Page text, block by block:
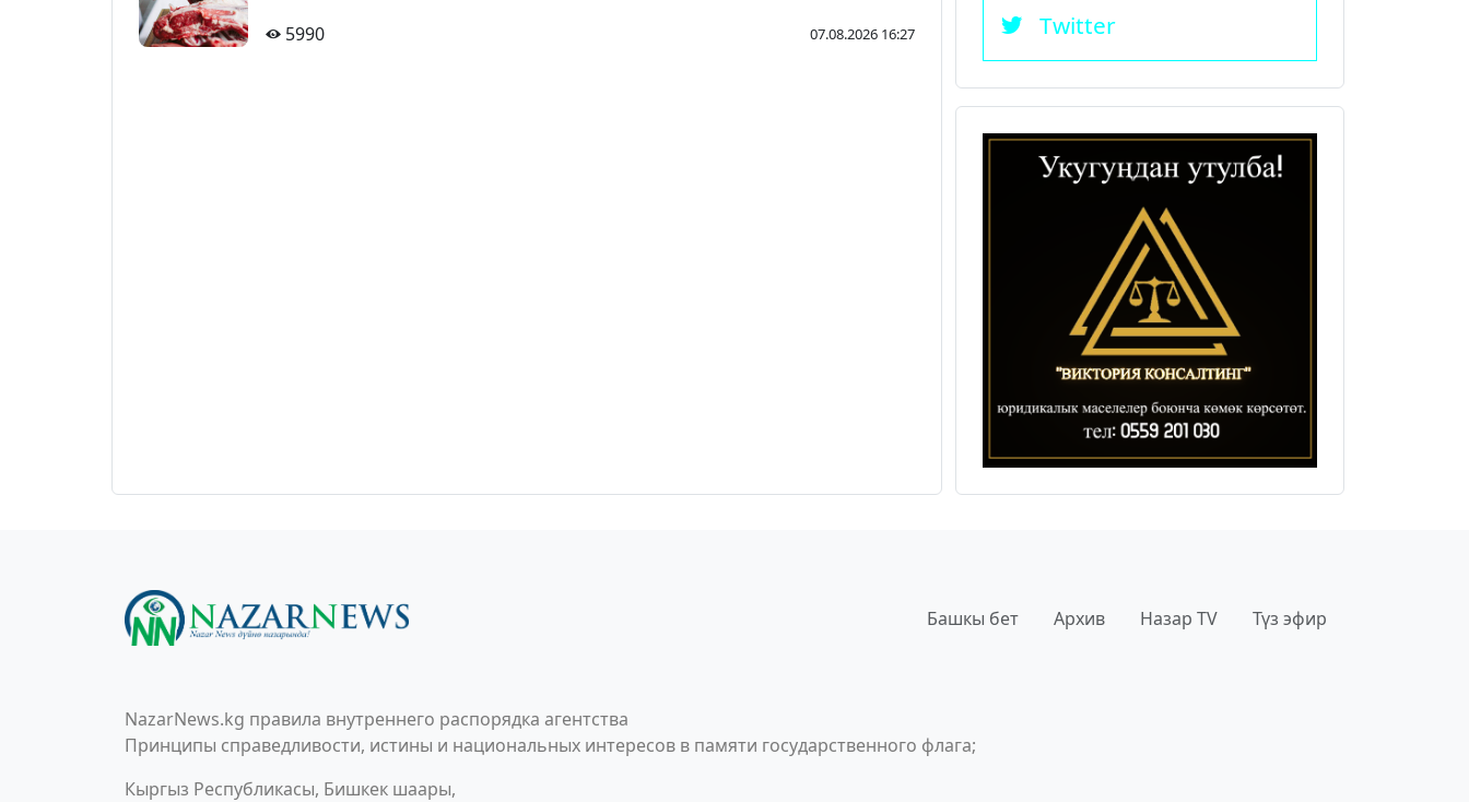
5990 07.08.2026 16:27 Twitter
Башкы бет Архив Назар TV Түз эфир
NazarNews.kg правила внутреннего распорядка агентства
Принципы справедливости, истины и национальных интересов в памяти государственного флага;
Кыргыз Республикасы, Бишкек шаары,